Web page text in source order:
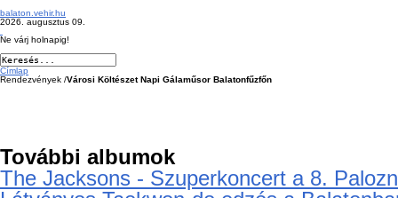
balaton.vehir.hu
2026. augusztus 09.
Ne várj holnapig!
Címlap
Rendezvények /Városi Költészet Napi Gálaműsor Balatonfűzfőn
További albumok
The Jacksons - Szuperkoncert a 8.